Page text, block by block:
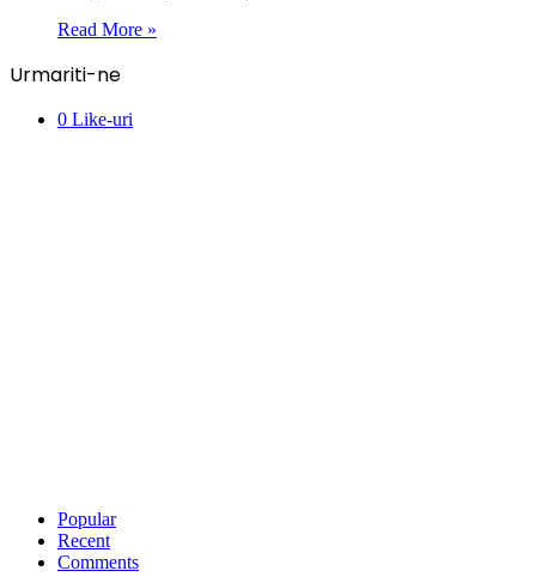
Read More »
Urmariti-ne
0 Like-uri
Popular
Recent
Comments